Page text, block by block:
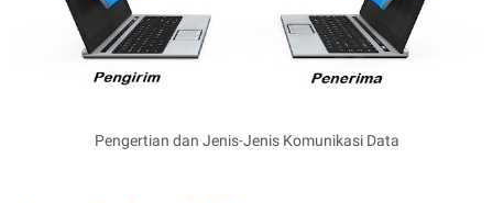
Pengertian dan Jenis-Jenis Komunikasi Data